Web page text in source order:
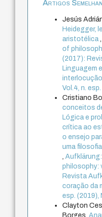
Artigos
Jesús
Heidegger,
aristotélica
of
(2017):
Linguagem
Vol.4, n.
Cristiano
conceitos
Lógica e
crítica ao
o ensejo
uma
,
philosophy:
Revista
coração da
esp. (2019),
Clayton
Borges,